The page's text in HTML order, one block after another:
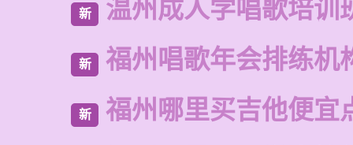
新 温州成人学唱歌培训
新 福州唱歌年会排练机
新 福州哪里买吉他便宜